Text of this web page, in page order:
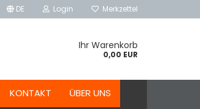
DE Login Merkzettel
Ihr Warenkorb
0,00 EUR
KONTAKT ÜBER UNS